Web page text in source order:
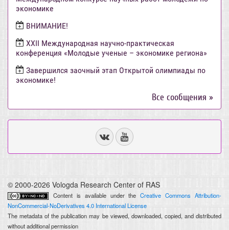
экономике
ВНИМАНИЕ!
ХХII Международная научно-практическая
конференция «Молодые ученые – экономике региона»
Завершился заочный этап Открытой олимпиады по
экономике!
Все сообщения »
© 2000-2026 Vologda Research Center of RAS
Content is available under theCreative Commons Attribution-
NonCommercial-NoDerivatives 4.0 International License
The metadata of the publication may be viewed, downloaded, copied, and distributed
without additional permission